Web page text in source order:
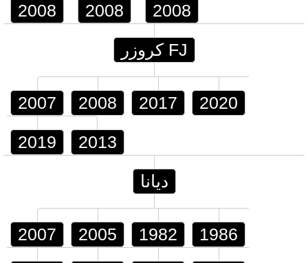
2008 2008 2008
FJ كروزر
2007 2008 2017 2020
2019 2013
ديانا
2007 2005 1982 1986